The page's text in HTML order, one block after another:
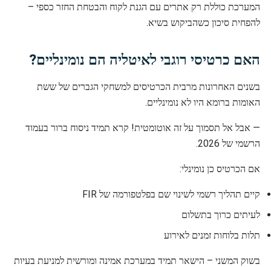
המערכת כוללת רק אתרים עם הגנת לקוח והבטחת החזר כספי –
להפחית סיכון כשהביקוש בשיא.
האם כרטיסי רוגבי לאיטליה הם נומינליים?
בשנים האחרונות מרבית הכרטיסים למשחקי הגברים של ששת
האומות ברומא היו לא נומינליים.
— אבל אל תסמוך על זה אוטומטית! קרא תמיד ניסוח ברור בעמוד
הרשמי של 2026.
אם הכרטיס כן נומינלי:
קיים תהליך רשמי לשינוי שם בפלטפורמה של FIR
לעיתים כרוך בתשלום
תלות בלוחות זמנים לאירוע
בשוק המשני – הישאר תמיד במערכת אמינה ומורשית למניעת בעיות